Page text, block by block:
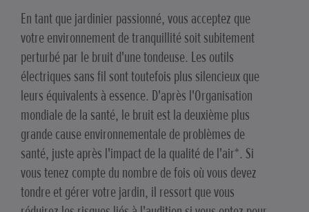
En tant que jardinier passionné, vous acceptez que
votre environnement de tranquillité soit subitement
perturbé par le bruit d'une tondeuse. Les outils
électriques sans fil sont toutefois plus silencieux que
leurs équivalents à essence. D'après l'Organisation
mondiale de la santé, le bruit est la deuxième plus
grande cause environnementale de problèmes de
santé, juste après l'impact de la qualité de l'air*. Si
vous tenez compte du nombre de fois où vous devez
tondre et gérer votre jardin, il ressort que vous